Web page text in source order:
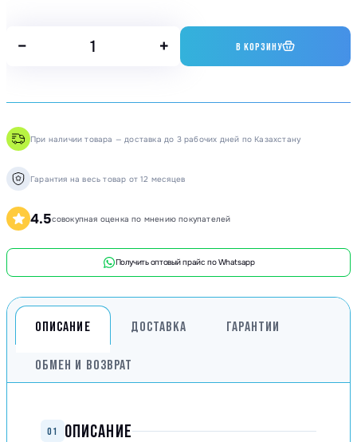
− + В КОРЗИНУ
При наличии товара — доставка до 3 рабочих дней по Казахстану
Гарантия на весь товар от 12 месяцев
4.5совокупная оценка по мнению покупателей
Получить оптовый прайс по Whatsapp
ОПИСАНИЕ ДОСТАВКА ГАРАНТИИ
ОБМЕН И ВОЗВРАТ
01 ОПИСАНИЕ